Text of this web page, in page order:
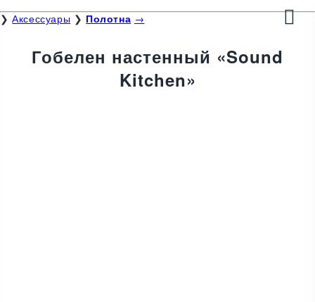
❯ Аксессуары ❯ Полотна →
Гобелен настенный «Sound
Kitchen»